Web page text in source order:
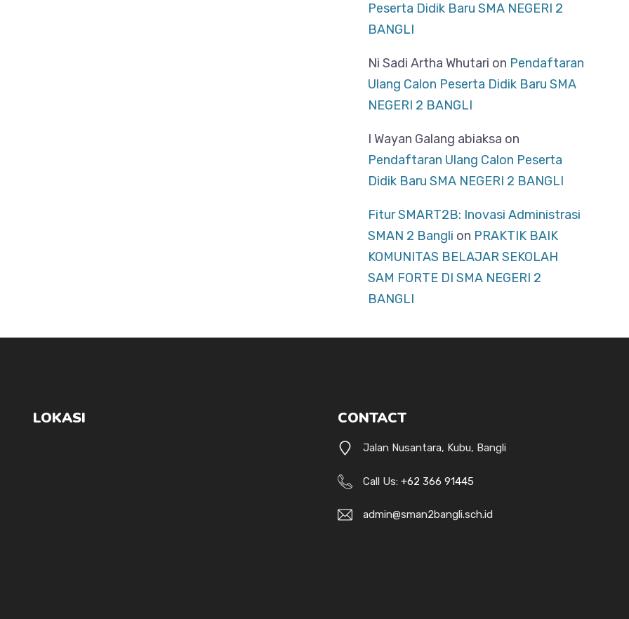
Peserta Didik Baru SMA NEGERI 2
BANGLI
Ni Sadi Artha Whutari on Pendaftaran
Ulang Calon Peserta Didik Baru SMA
NEGERI 2 BANGLI
I Wayan Galang abiaksa on
Pendaftaran Ulang Calon Peserta
Didik Baru SMA NEGERI 2 BANGLI
Fitur SMART2B: Inovasi Administrasi
SMAN 2 Bangli on PRAKTIK BAIK
KOMUNITAS BELAJAR SEKOLAH
SAM FORTE DI SMA NEGERI 2
BANGLI
LOKASI CONTACT
Jalan Nusantara, Kubu, Bangli
Call Us: +62 366 91445
admin@sman2bangli.sch.id